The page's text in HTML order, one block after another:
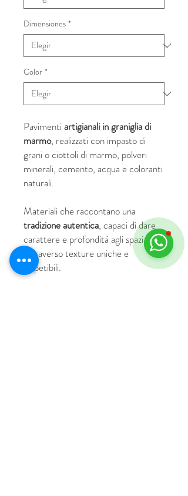
Dimensiones *
Color *
Pavimentiartigianali in graniglia di
marmo, realizzati con impasto di
grani o ciottoli di marmo, polveri
minerali, cemento, acqua e coloranti
naturali.
Materiali che raccontano una
tradizione autentica, capaci di dare
carattere e profondità agli spazi
attraverso texture uniche e
irripetibili.